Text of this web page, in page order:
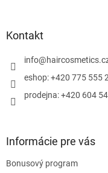
Kontakt
info@
eshop: +420 775 555
prodejna: +420 604
Informácie pre vás
Bonusový program